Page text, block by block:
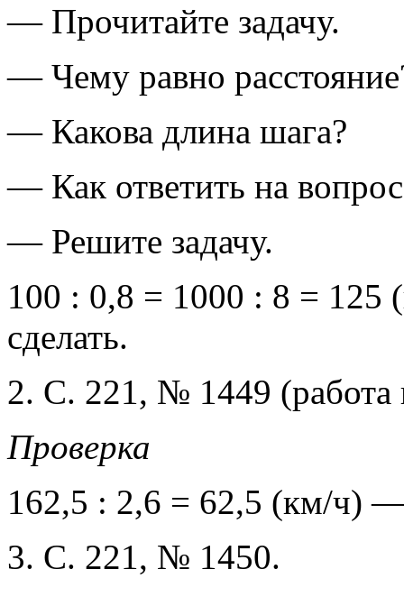
— Прочитайте задачу.
— Чему равно
— Какова длина шага?
— Как ответить на вопрос
— Решите задачу.
100 : 0,8 = 1000 : 8 = 125
сделать.
2. С. 221, № 1449 (работа
Проверка
162,5 : 2,6 = 62,5 (км/ч) —
3. С. 221, № 1450.